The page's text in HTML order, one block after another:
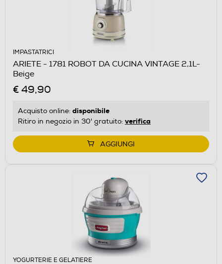
IMPASTATRICI
ARIETE - 1781 ROBOT DA CUCINA VINTAGE 2,1L-
Beige
€ 49,90
Acquisto online: disponibile
Ritiro in negozio in 30' gratuito: verifica
AGGIUNGI
YOGURTERIE E GELATIERE